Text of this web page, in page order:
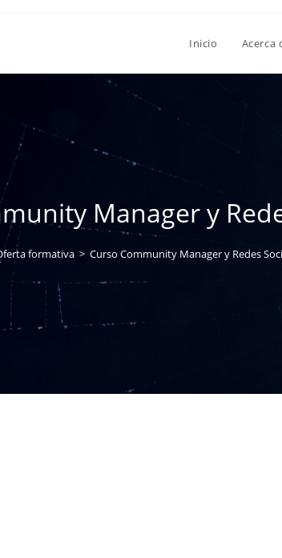
Inicio Acerca
Manager y
formativa > Curso Community Manager y Redes